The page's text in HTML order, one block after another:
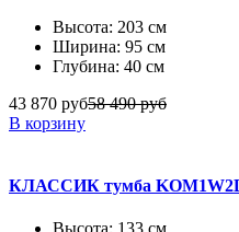
Высота: 203 см
Ширина: 95 см
Глубина: 40 см
43 870 руб58 490 руб
В корзину
КЛАССИК тумба